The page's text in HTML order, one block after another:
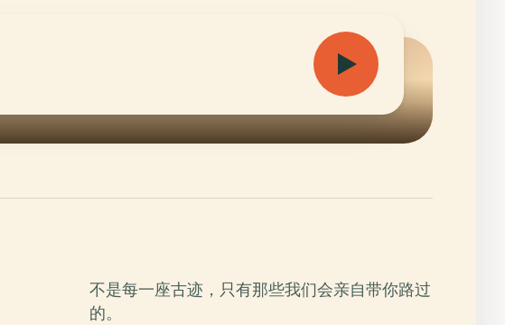
不是每一座古迹，只有那些我们会亲自带你路过
的。